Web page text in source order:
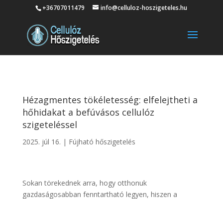
+36707011479 info@celluloz-hoszigeteles.hu
Hézagmentes tökéletesség: elfelejtheti a
hőhidakat a befúvásos cellulóz
szigeteléssel
2025. júl 16. | Fújható hőszigetelés
Sokan törekednek arra, hogy otthonuk
gazdaságosabban fenntartható legyen, hiszen a